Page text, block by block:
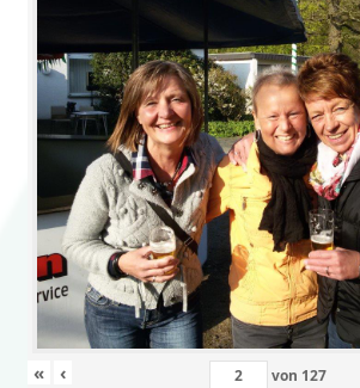
« ‹ von 127